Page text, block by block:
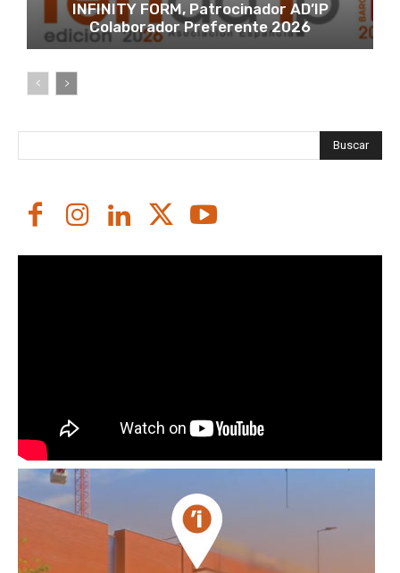
INFINITY FORM, Patrocinador AD’IP
Colaborador Preferente 2026
Buscar